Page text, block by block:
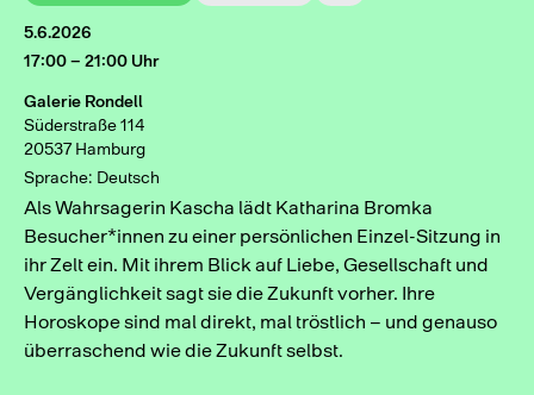
5.6.2026
17:00 – 21:00 Uhr
Galerie Rondell
Süderstraße 114
20537 Hamburg
Sprache: Deutsch
Als Wahrsagerin Kascha lädt Katharina Bromka
Besucher*innen zu einer persönlichen Einzel-Sitzung in
ihr Zelt ein. Mit ihrem Blick auf Liebe, Gesellschaft und
Vergänglichkeit sagt sie die Zukunft vorher. Ihre
Horoskope sind mal direkt, mal tröstlich – und genauso
überraschend wie die Zukunft selbst.